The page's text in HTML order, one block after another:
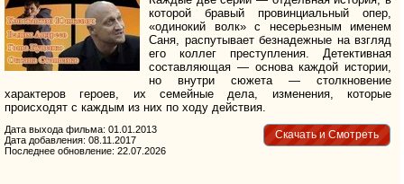
которой бравый провинциальный опер,
«одинокий волк» с несерьезным именем
Саня, распутывает безнадежные на взгляд
его коллег преступления. Детективная
составляющая — основа каждой истории,
но внутри сюжета — столкновение
характеров героев, их семейные дела, изменения, которые
происходят с каждым из них по ходу действия.
Скачать и Смотреть
Дата выхода фильма: 01.01.2013
Дата добавления: 08.11.2017
Последнее обновление: 22.07.2026